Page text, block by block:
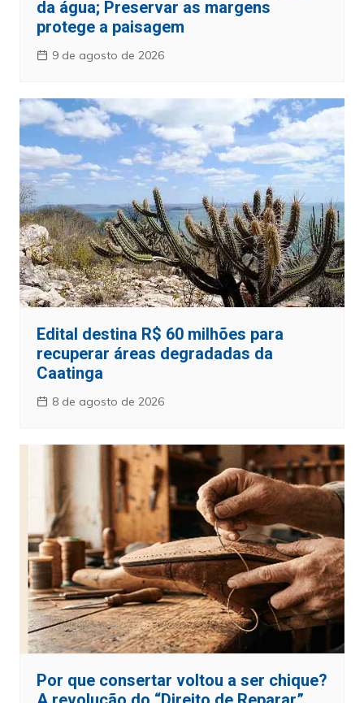
da água; Preservar as margens
protege a paisagem
9 de agosto de 2026
Edital destina R$ 60 milhões para
recuperar áreas degradadas da
Caatinga
8 de agosto de 2026
Por que consertar voltou a ser chique?